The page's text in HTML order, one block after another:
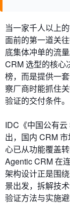
当一家千人以上
面前的第一道关
底集体冲单的流
CRM 选型的核心
榜，而是提供一
察厂商时能抓住
验证的交付条件。
IDC《中国公有
出，国内 CRM
心已从功能覆盖
Agentic CRM 在
架构设计正是围
景出发，拆解技
验证方法与实施避